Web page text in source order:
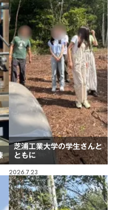
芝浦工業大学の学生さんと
ともに
2026.7.23